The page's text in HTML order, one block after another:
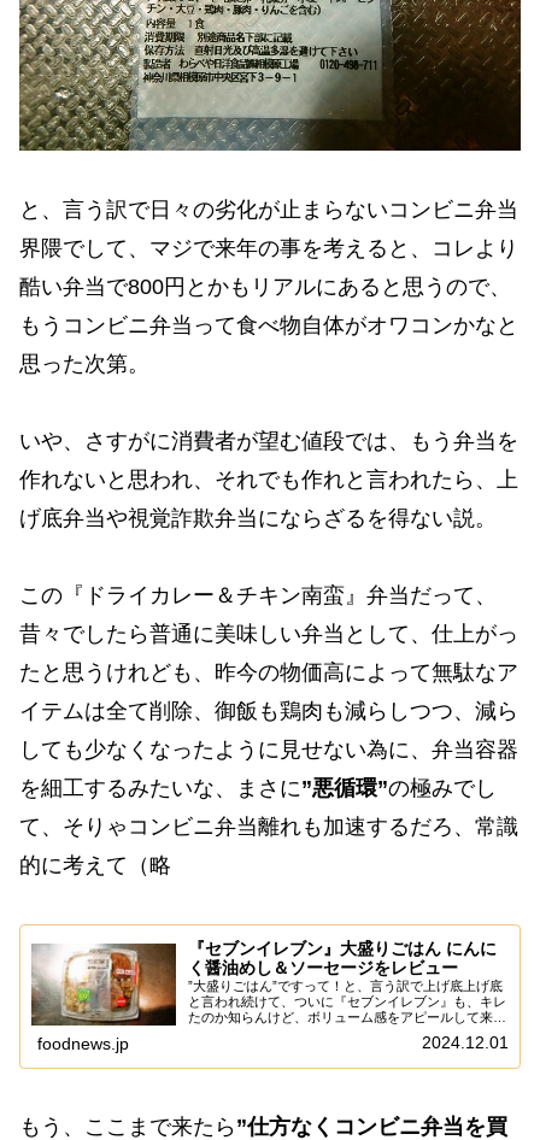
と、言う訳で日々の劣化が止まらないコンビニ弁当
界隈でして、マジで来年の事を考えると、コレより
酷い弁当で800円とかもリアルにあると思うので、
もうコンビニ弁当って食べ物自体がオワコンかなと
思った次第。
いや、さすがに消費者が望む値段では、もう弁当を
作れないと思われ、それでも作れと言われたら、上
げ底弁当や視覚詐欺弁当にならざるを得ない説。
この『ドライカレー＆チキン南蛮』弁当だって、
昔々でしたら普通に美味しい弁当として、仕上がっ
たと思うけれども、昨今の物価高によって無駄なア
イテムは全て削除、御飯も鶏肉も減らしつつ、減ら
しても少なくなったように見せない為に、弁当容器
を細工するみたいな、まさに”悪循環”の極みでし
て、そりゃコンビニ弁当離れも加速するだろ、常識
的に考えて（略
『セブンイレブン』大盛りごはん にんに
く醤油めし＆ソーセージをレビュー
”大盛りごはん”ですって！と、言う訳で上げ底上げ底
と言われ続けて、ついに『セブンイレブン』も、キレ
たのか知らんけど、ボリューム感をアピールして来た
に、筆者も確実に入っているけれども、それは未だ
foodnews.jp 2024.12.01
もう、ここまで来たら”仕方なくコンビニ弁当を買